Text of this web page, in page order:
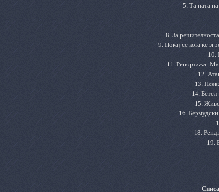
5. Тајната
8. За
9. Покај се кога ќе
10.
11. Репортажа: М
12.
13.
14.
15.
16.
1
18.
19.